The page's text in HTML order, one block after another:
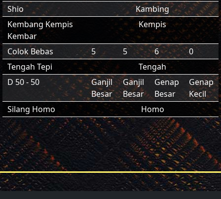
Shio
Kambing
Kembang Kempis
Kembar
Kempis
Colok Bebas 5 5 6
0
Tengah Tepi
Tengah
D 50 - 50
Ganjil
Besar
Ganjil
Besar
Genap
Besar
Genap
Kecil
Silang Homo
Homo